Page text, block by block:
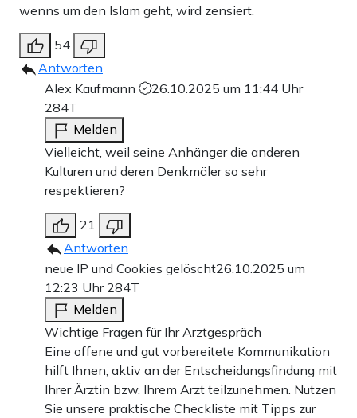
wenns um den Islam geht, wird zensiert.
54
Antworten
Alex Kaufmann
26.10.2025 um 11:44 Uhr
284T
Melden
Vielleicht, weil seine Anhänger die anderen
Kulturen und deren Denkmäler so sehr
respektieren?
21
Antworten
neue IP und Cookies gelöscht26.10.2025 um
12:23 Uhr 284T
Melden
Wichtige Fragen für Ihr Arztgespräch
Eine offene und gut vorbereitete Kommunikation
hilft Ihnen, aktiv an der Entscheidungsfindung mit
Ihrer Ärztin bzw. Ihrem Arzt teilzunehmen. Nutzen
Sie unsere praktische Checkliste mit Tipps zur